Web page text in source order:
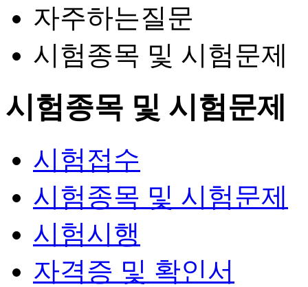
자주하는질문
시험종목 및 시험문제
시험종목 및 시험문제
시험접수
시험종목 및 시험문제
시험시행
자격증 및 확인서